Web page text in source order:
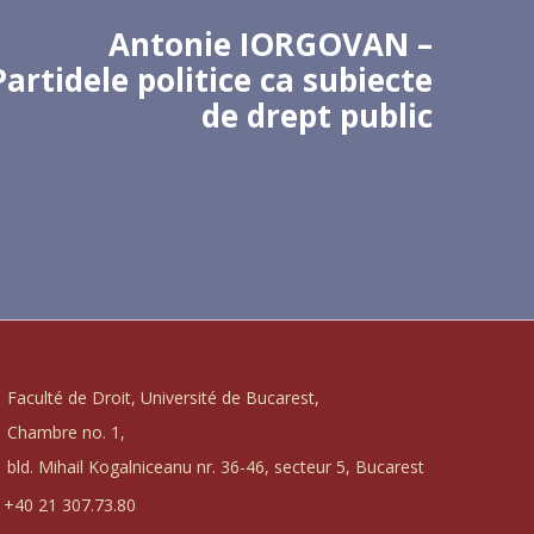
Antonie IORGOVAN –
politice ca subiecte
de drept public
Faculté de Droit, Université de Bucarest,
Chambre no. 1,
bld. Mihail Kogalniceanu nr. 36-46, secteur 5, Bucarest
+40 21 307.73.80